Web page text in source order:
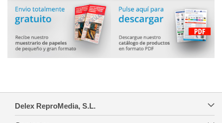
Delex ReproMedia, S.L.